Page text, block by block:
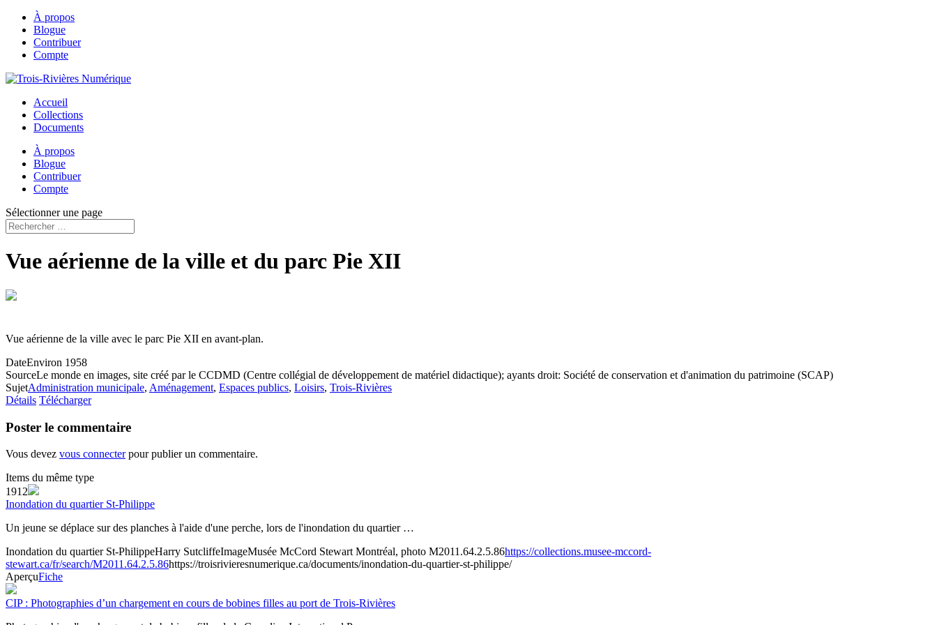
À propos
Blogue
Contribuer
Compte
Accueil
Collections
Documents
À propos
Blogue
Contribuer
Compte
Sélectionner une page
Vue aérienne de la ville et du parc Pie XII
Vue aérienne de la ville avec le parc Pie XII en avant-plan.
DateEnviron 1958
SourceLe monde en images, site créé par le CCDMD (Centre collégial de développement de matériel didactique); ayants droit: Société de conservation et d'animation du patrimoine (SCAP)
SujetAdministration municipale, Aménagement, Espaces publics, Loisirs, Trois-Rivières
Détails Télécharger
Poster le commentaire
Vous devez vous connecterpour publier un commentaire.
Items du même type
1912
Inondation du quartier St-Philippe
Un jeune se déplace sur des planches à l'aide d'une perche, lors de l'inondation du quartier …
Inondation du quartier St-PhilippeHarry SutcliffeImageMusée McCord Stewart Montréal, photo M2011.64.2.5.86https://collections.musee-mccord-
stewart.ca/fr/search/M2011.64.2.5.86https://troisrivieresnumerique.ca/documents/inondation-du-quartier-st-philippe/
AperçuFiche
CIP : Photographies d’un chargement en cours de bobines filles au port de Trois-Rivières